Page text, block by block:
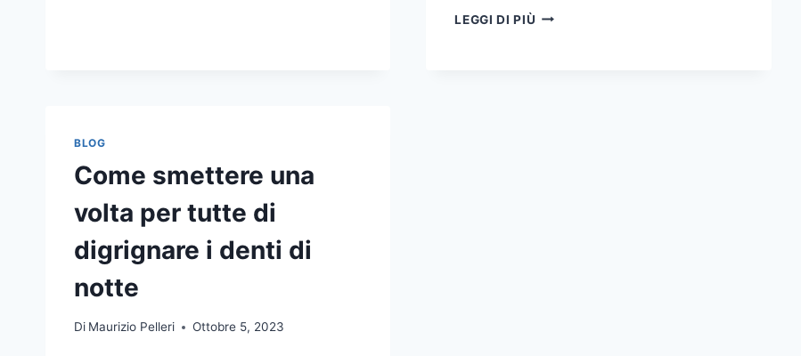
LEGGI DI PIÙ ETAGERE
BLOG
Come smettere una
volta per tutte di
digrignare i denti di
notte
Di Maurizio Pelleri Ottobre 5, 2023